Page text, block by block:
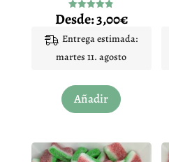
Valorado
con
de 5
Desde:3,00€
Entrega estimada:
martes 11. agosto
Añadir
producto
variantes.